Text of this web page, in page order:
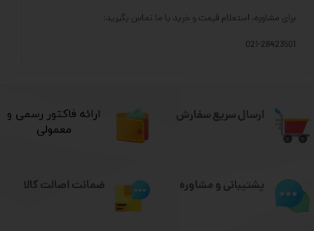
برای مشاوره، استعلام قیمت و خرید با ما تماس بگیرید:
021-28423501
ارسال سریع سفارش
​ارائه فاکتور رسمی و
معمولی
پشتیبانی و مشاوره ضمانت اصالت کالا